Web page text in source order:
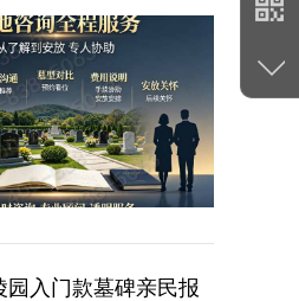
仅营造了宁静祥和的环境氛
列贴心设施，如室外墓碑寄
临时存放服务等，为家属提
园入门款墓碑亲民报